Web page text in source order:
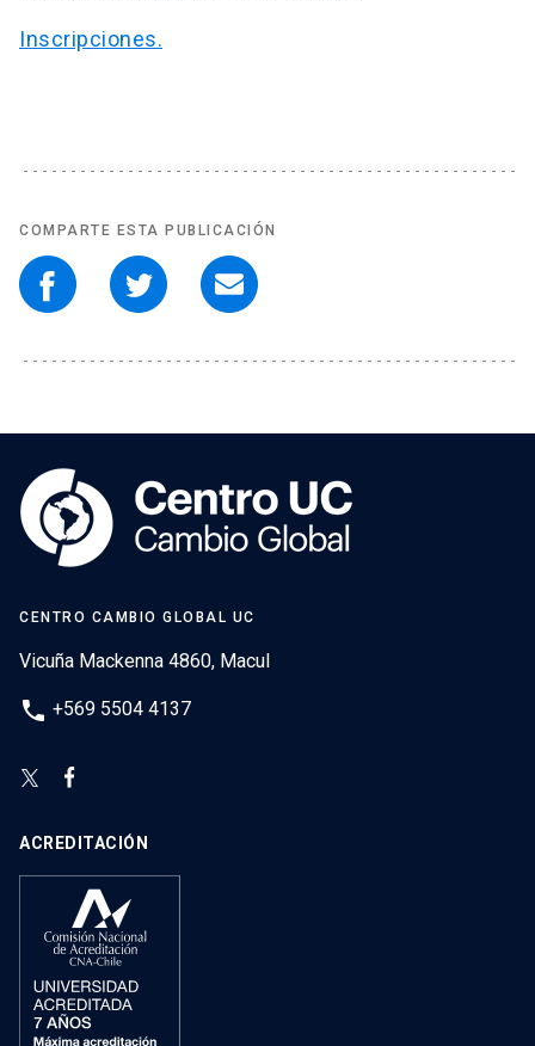
Inscripciones.
COMPARTE ESTA PUBLICACIÓN
CENTRO CAMBIO GLOBAL UC
Vicuña Mackenna 4860, Macul
phone +569 5504 4137
ACREDITACIÓN